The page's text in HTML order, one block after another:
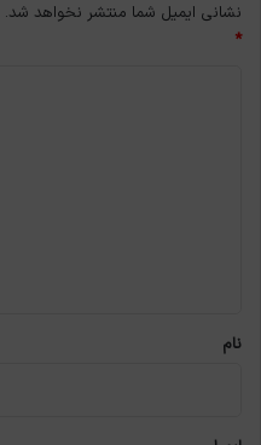
نشانی ایمیل شما منتشر نخواهد شد.
*
نام